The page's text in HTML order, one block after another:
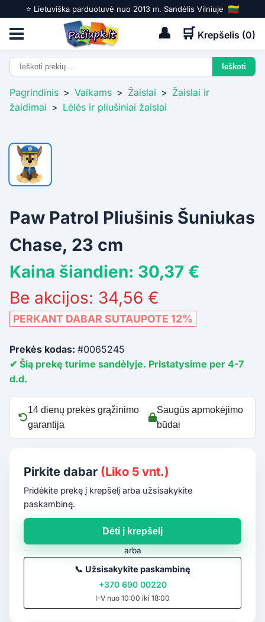
⭐️ Lietuviška parduotuvė nuo 2013 m. Sandėlis Vilniuje
👤 🛒 Krepšelis (0)
Pagrindinis > Vaikams > Žaislai > Žaislai ir
žaidimai > Lėlės ir pliušiniai žaislai
Paw Patrol Pliušinis Šuniukas
Chase, 23 cm
Kaina šiandien: 30,37 €
Be akcijos: 34,56 €
PERKANT DABAR SUTAUPOTE 12%
Prekės kodas: #0065245
✔ Šią prekę turime sandėlyje. Pristatysime per 4-7
d.d.
14 dienų prekės grąžinimo
garantija
Saugūs apmokėjimo
būdai
Pirkite dabar (Liko 5 vnt.)
Pridėkite prekę į krepšelį arba užsisakykite
paskambinę.
Dėti į krepšelį
arba
📞 Užsisakykite paskambinę
+370 690 00220
I–V nuo 10:00 iki 18:00